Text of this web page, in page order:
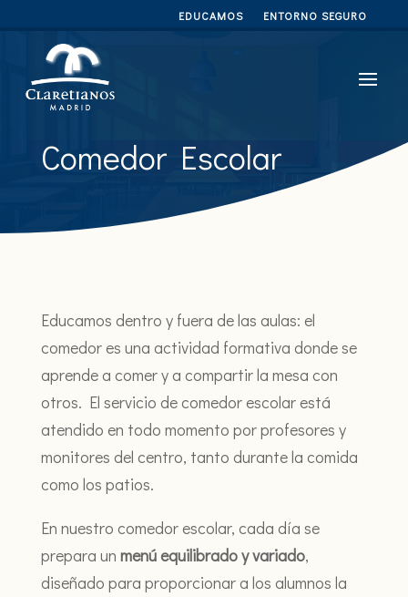
EDUCAMOS ENTORNO SEGURO
Comedor Escolar
Educamos dentro y fuera de las aulas: el
comedor es una actividad formativa donde se
aprende a comer y a compartir la mesa con
otros. El servicio de comedor escolar está
atendido en todo momento por profesores y
monitores del centro, tanto durante la comida
como los patios.
En nuestro comedor escolar, cada día se
prepara un menú equilibrado y variado,
diseñado para proporcionar a los alumnos la